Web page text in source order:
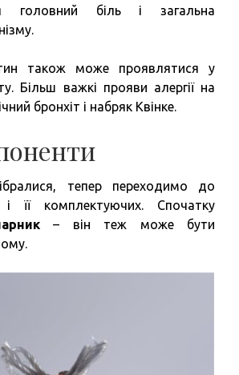
головний біль і загальна
також може проявлятися у
Більш важкі прояви алергії на
бронхіт і набряк Квінке.
тепер переходимо до
і її комплектуючих. Спочатку
– він теж може бути